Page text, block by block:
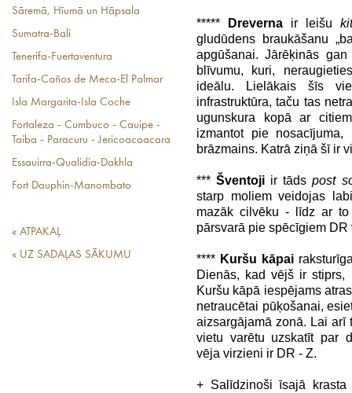
Sāremā, Hīumā un Hāpsala
Sumatra-Bali
Tenerifa-Fuertaventura
Tarifa-Caños de Meca-El Palmar
Isla Margarita-Isla Coche
Fortaleza - Cumbuco - Cauipe -
Taiba - Paracuru - Jericoacoacara
Essauirra-Qualidia-Dakhla
Fort Dauphin-Manombato
« ATPAKAĻ
« UZ SADAĻAS SĀKUMU
***** Dreverna ir leišu
gludūdens braukāšanu
apgūšanai. Jārēķinās
blīvumu, kuri,
ideālu. Lielākais šīs
infrastruktūra, taču tas
ugunskura kopā ar
izmantot pie
brāzmains. Katrā ziņā šī ir
***Šventoji ir tādspost
starp moliem veidojas
mazāk cilvēku - līdz ar to
pārsvarā pie spēcīgiem
**** Kuršu kāpai
Dienās, kad vējš ir stiprs,
Kuršu kāpā iespējams
netraucētai pūķošanai,
aizsargājamā zonā. Lai arī
vietu varētu uzskatīt par
vēja virzieni ir DR - Z.
+ Salīdzinoši īsajā